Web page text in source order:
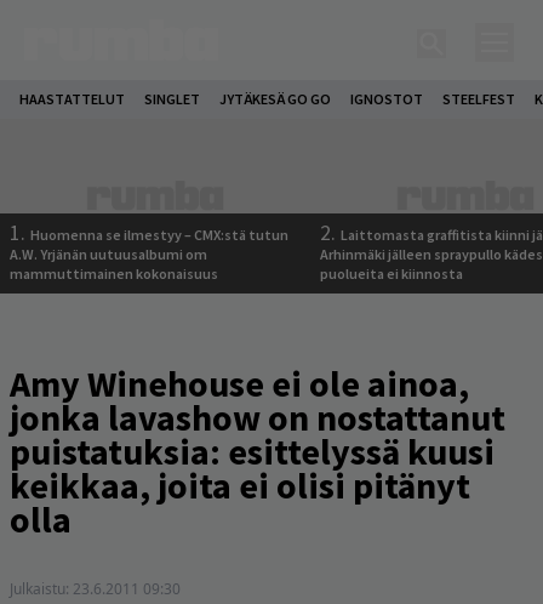
HAASTATTELUT SINGLET JYTÄKESÄ GO GO IGNOSTOT STEELFEST
1. Huomenna se ilmestyy – CMX:stä tutun
A.W. Yrjänän uutuusalbumi om
mammuttimainen kokonaisuus
2. Laittomasta graffitista kiinni
Arhinmäki jälleen spraypullo
puolueita ei kiinnosta
Amy Winehouse ei ole ainoa,
jonka lavashow on nostattanut
puistatuksia: esittelyssä kuusi
keikkaa, joita ei olisi pitänyt
olla
Julkaistu: 23.6.2011 09:30